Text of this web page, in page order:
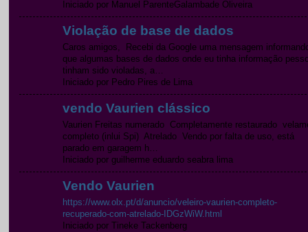
Iniciado por Manuel ParenteGalambade Oliveira
Violação de base de dados
Caros amigos, Recebi da Google uma mensagem
que algumas bases de dados onde eu tinha informação
tinham sido violadas, a…
Iniciado por Pedro Pires de Lima
vendo Vaurien clássico
Vaurien Freitas numerado Completamente restaurado
completo (inlui Spi) Atrelado Vendo por falta de uso, está
parado em garagem h…
Iniciado por guilherme eduardo seabra lima
Vendo Vaurien
https://www.olx.pt/d/anuncio/veleiro-vaurien-completo-
recuperado-com-atrelado-IDGzWiW.html
Iniciado por Tineke Tackenberg